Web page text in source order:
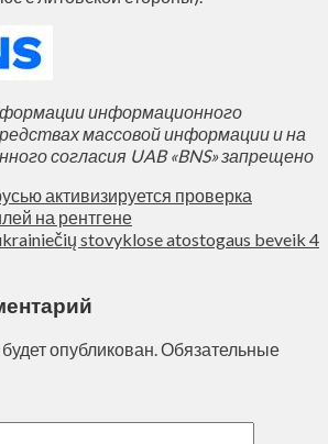
информационного
массовой информации и на
согласия UAB «BNS» запрещено
активизируется проверка
на рентгене
stovyklose atostogaus beveik 4
опубликован.Обязательные